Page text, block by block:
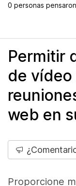
0 personas
Permitir
de vídeo
web en
Proporcione